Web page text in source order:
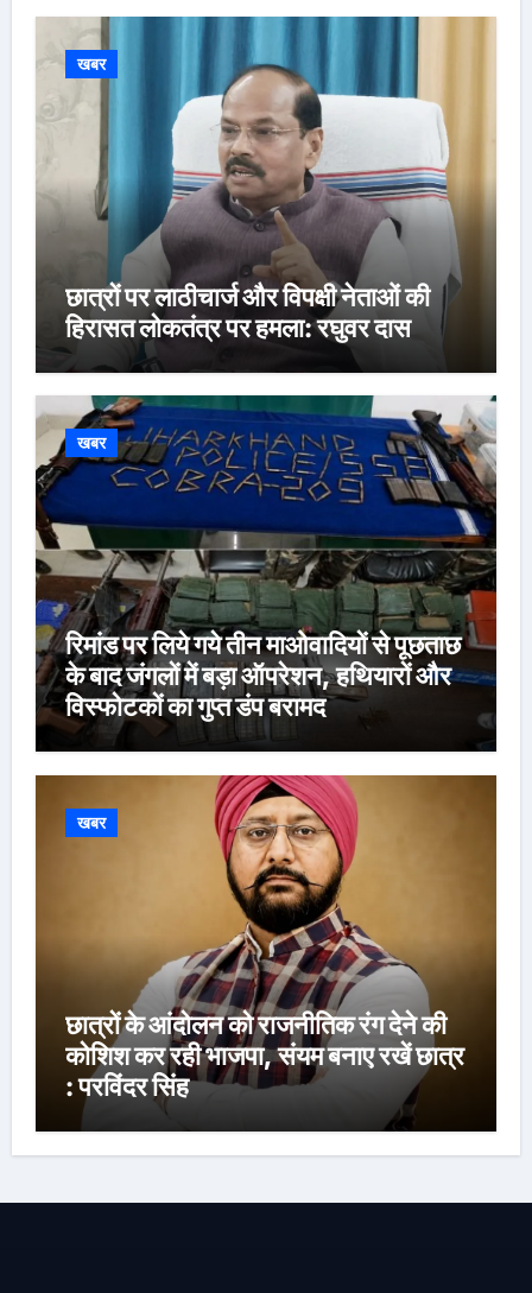
खबर
छात्रों पर लाठीचार्ज और विपक्षी नेताओं की
हिरासत लोकतंत्र पर हमला: रघुवर दास
खबर
रिमांड पर लिये गये तीन माओवादियों से पूछताछ
के बाद जंगलों में बड़ा ऑपरेशन, हथियारों और
विस्फोटकों का गुप्त डंप बरामद
खबर
छात्रों के आंदोलन को राजनीतिक रंग देने की
कोशिश कर रही भाजपा, संयम बनाए रखें छात्र
: परविंदर सिंह